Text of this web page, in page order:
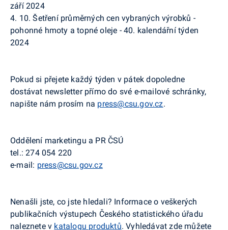
září 2024
4. 10. Šetření průměrných cen vybraných výrobků -
pohonné hmoty a topné oleje - 40. kalendářní týden
2024
Pokud si přejete každý týden v pátek dopoledne
dostávat newsletter přímo do své e-mailové schránky,
napište nám prosím na press@csu.gov.cz.
Oddělení marketingu a PR ČSÚ
tel.: 274 054 220
e-mail: press@csu.gov.cz
Nenašli jste, co jste hledali? Informace o veškerých
publikačních výstupech Českého statistického úřadu
naleznete v katalogu produktů. Vyhledávat zde můžete